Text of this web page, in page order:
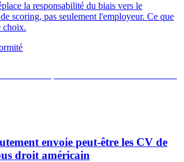
la responsabilité du biais vers le
scoring, pas seulement l'employeur. Ce que
choix.
envoie peut-être les CV de
droit américain